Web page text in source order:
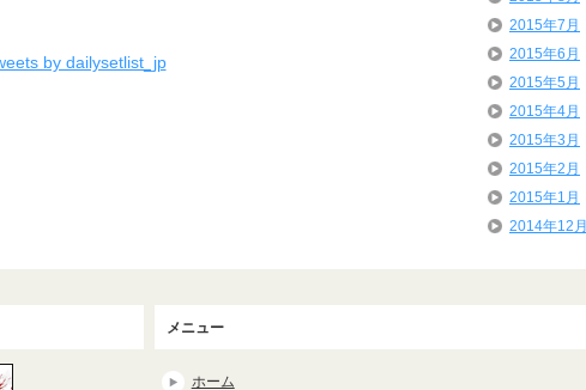
by dailysetlist_jp
2015年7月
2015年6月
2015年5月
2015年4月
2015年3月
2015年2月
2015年1月
2014年12月
メニュー
ホーム